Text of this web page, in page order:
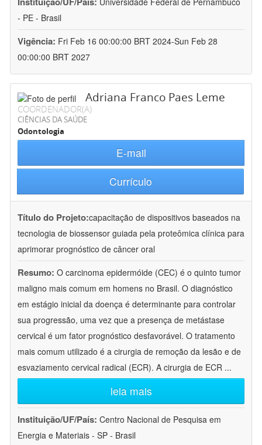
- PE - Brasil
Vigência: Fri Feb 16 00:00:00 BRT 2024-Sun Feb 28
00:00:00 BRT 2027
Adriana Franco Paes Leme
COORDENADOR(A)
CIÊNCIAS DA SAÚDE
Odontologia
E-mail
Currículo
Título do Projeto:capacitação de dispositivos baseados na
tecnologia de biossensor guiada pela proteômica clínica para
aprimorar prognóstico de câncer oral
Resumo: O carcinoma epidermóide (CEC) é o quinto tumor
maligno mais comum em homens no Brasil. O diagnóstico
em estágio inicial da doença é determinante para controlar
sua progressão, uma vez que a presença de metástase
cervical é um fator prognóstico desfavorável. O tratamento
mais comum utilizado é a cirurgia de remoção da lesão e de
esvaziamento cervical radical (ECR). A cirurgia de ECR ...
leia mais
Instituição/UF/País: Centro Nacional de Pesquisa em
Energia e Materiais - SP - Brasil